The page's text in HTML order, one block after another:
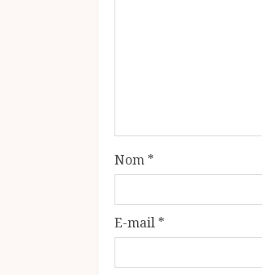
Nom *
E-mail *